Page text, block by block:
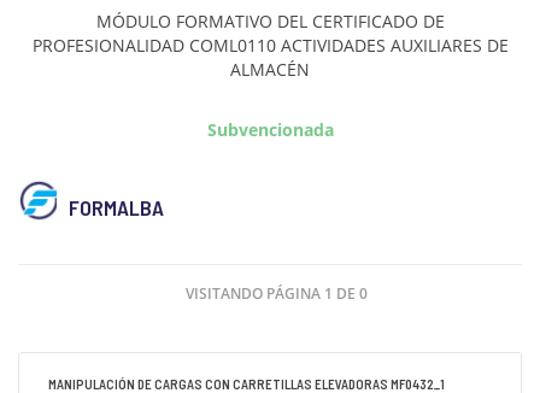
MÓDULO FORMATIVO DEL CERTIFICADO DE
PROFESIONALIDAD COML0110 ACTIVIDADES AUXILIARES DE
ALMACÉN
Subvencionada
FORMALBA
VISITANDO PÁGINA 1 DE 0
MANIPULACIÓN DE CARGAS CON CARRETILLAS ELEVADORAS MF0432_1